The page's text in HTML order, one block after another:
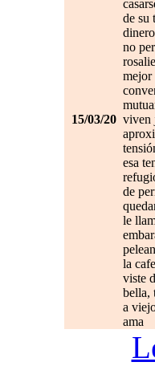
15/03/20
de su
no
mejor
viven
esa
de
le
la
viste
bella,
a
ama